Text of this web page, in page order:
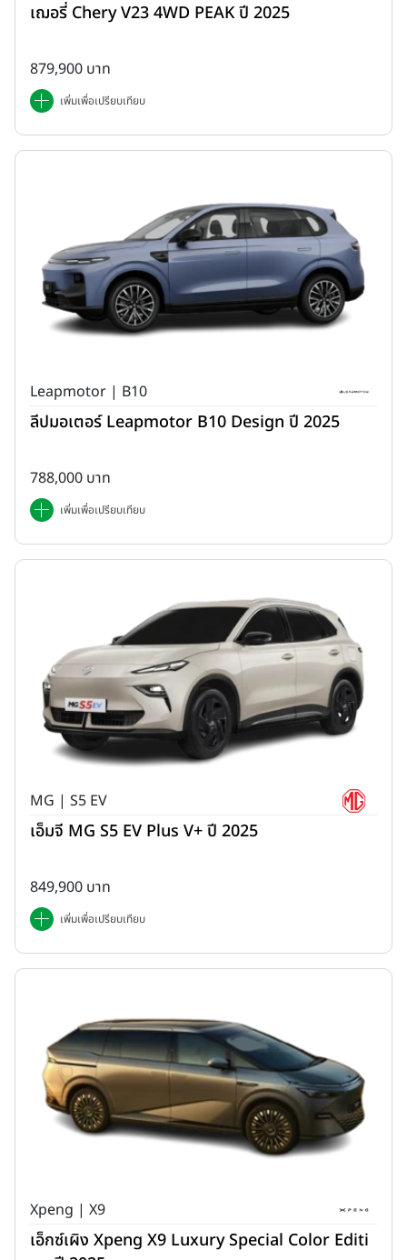
เฌอรี่ Chery V23 4WD PEAK ปี 2025
879,900 บาท
เพิ่มเพื่อเปรียบเทียบ
Leapmotor | B10
ลีปมอเตอร์ Leapmotor B10 Design ปี 2025
788,000 บาท
เพิ่มเพื่อเปรียบเทียบ
MG | S5 EV
เอ็มจี MG S5 EV Plus V+ ปี 2025
849,900 บาท
เพิ่มเพื่อเปรียบเทียบ
Xpeng | X9
เอ็กซ์เผิง Xpeng X9 Luxury Special Color Editi